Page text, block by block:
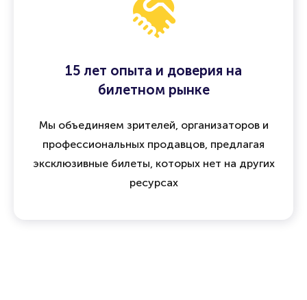
15 лет опыта и доверия на
билетном рынке
Мы объединяем зрителей, организаторов и
профессиональных продавцов, предлагая
эксклюзивные билеты, которых нет на других
ресурсах